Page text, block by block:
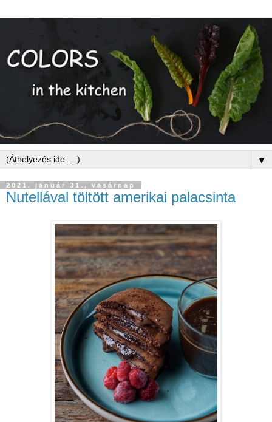
▼
2021. január 31., vasárnap
Nutellával töltött amerikai palacsinta